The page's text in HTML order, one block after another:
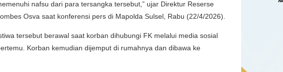
nafsu dari para tersangka tersebut,” ujar Direktur Reserse
Osva saat konferensi pers di Mapolda Sulsel, Rabu (22/4/2026).
tersebut berawal saat korban dihubungi FK melalui media sosial
Korban kemudian dijemput di rumahnya dan dibawa ke